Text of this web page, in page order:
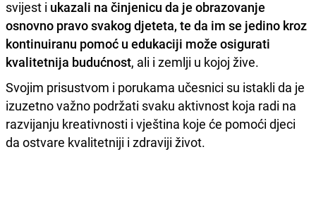
svijest i ukazali na činjenicu da je obrazovanje
osnovno pravo svakog djeteta, te da im se jedino kroz
kontinuiranu pomoć u edukaciji može osigurati
kvalitetnija budućnost, ali i zemlji u kojoj žive.
Svojim prisustvom i porukama učesnici su istakli da je
izuzetno važno podržati svaku aktivnost koja radi na
razvijanju kreativnosti i vještina koje će pomoći djeci
da ostvare kvalitetniji i zdraviji život.